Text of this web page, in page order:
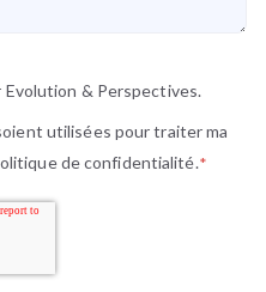
& Perspectives.
utilisées pour traiter ma
de confidentialité.*